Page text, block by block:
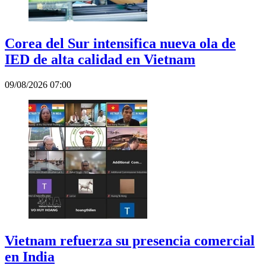
Corea del Sur intensifica nueva ola de
IED de alta calidad en Vietnam
09/08/2026 07:00
Vietnam refuerza su presencia comercial
en India